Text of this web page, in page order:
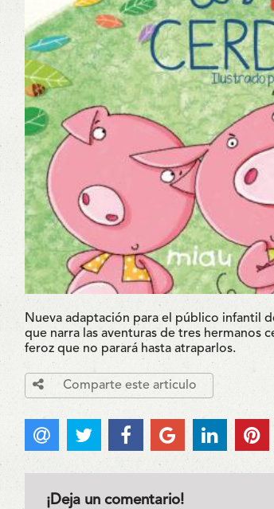
Nueva adaptación para el público infantil
que narra las aventuras de tres hermanos
feroz que no parará hasta atraparlos.
Comparte este articulo
¡Deja un comentario!